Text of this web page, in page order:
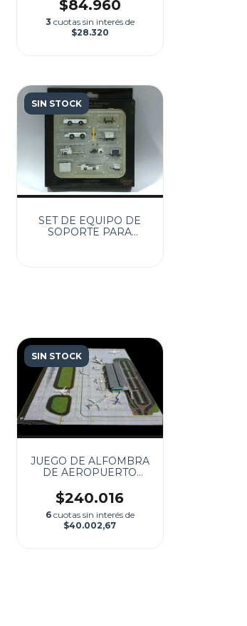
$84.960
3 cuotas sin interés de
$28.320
SIN STOCK
SET DE EQUIPO DE
SOPORTE PARA
SIN STOCK
JUEGO DE ALFOMBRA
DE AEROPUERTO
$240.016
6 cuotas sin interés de
$40.002,67